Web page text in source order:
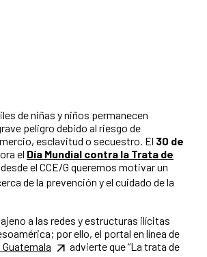
de niñas y niños permanecen
peligro debido al riesgo de
esclavitud o secuestro. El 30 de
el Día Mundial contra la Trata de
desde el CCE/G queremos motivar un
de la prevención y el cuidado de la
a las redes y estructuras ilícitas
por ello, el portal en línea de
advierte que “La trata de